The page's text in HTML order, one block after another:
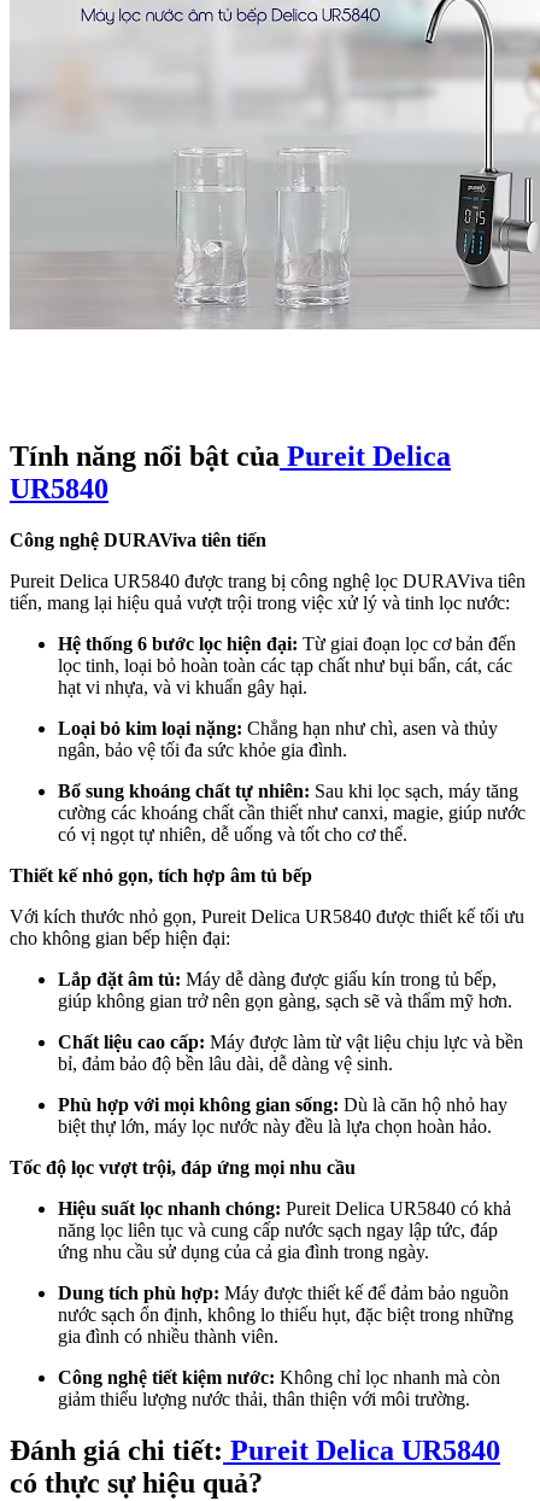
Tính năng nổi bật của Pureit Delica
UR5840
Công nghệ DURAViva tiên tiến
Pureit Delica UR5840 được trang bị công nghệ lọc DURAViva tiên
tiến, mang lại hiệu quả vượt trội trong việc xử lý và tinh lọc nước:
Hệ thống 6 bước lọc hiện đại: Từ giai đoạn lọc cơ bản đến
lọc tinh, loại bỏ hoàn toàn các tạp chất như bụi bẩn, cát, các
hạt vi nhựa, và vi khuẩn gây hại.
Loại bỏ kim loại nặng: Chẳng hạn như chì, asen và thủy
ngân, bảo vệ tối đa sức khỏe gia đình.
Bổ sung khoáng chất tự nhiên: Sau khi lọc sạch, máy tăng
cường các khoáng chất cần thiết như canxi, magie, giúp nước
có vị ngọt tự nhiên, dễ uống và tốt cho cơ thể.
Thiết kế nhỏ gọn, tích hợp âm tủ bếp
Với kích thước nhỏ gọn, Pureit Delica UR5840 được thiết kế tối ưu
cho không gian bếp hiện đại:
Lắp đặt âm tủ: Máy dễ dàng được giấu kín trong tủ bếp,
giúp không gian trở nên gọn gàng, sạch sẽ và thẩm mỹ hơn.
Chất liệu cao cấp: Máy được làm từ vật liệu chịu lực và bền
bỉ, đảm bảo độ bền lâu dài, dễ dàng vệ sinh.
Phù hợp với mọi không gian sống: Dù là căn hộ nhỏ hay
biệt thự lớn, máy lọc nước này đều là lựa chọn hoàn hảo.
Tốc độ lọc vượt trội, đáp ứng mọi nhu cầu
Hiệu suất lọc nhanh chóng: Pureit Delica UR5840 có khả
năng lọc liên tục và cung cấp nước sạch ngay lập tức, đáp
ứng nhu cầu sử dụng của cả gia đình trong ngày.
Dung tích phù hợp: Máy được thiết kế để đảm bảo nguồn
nước sạch ổn định, không lo thiếu hụt, đặc biệt trong những
gia đình có nhiều thành viên.
Công nghệ tiết kiệm nước: Không chỉ lọc nhanh mà còn
giảm thiểu lượng nước thải, thân thiện với môi trường.
Đánh giá chi tiết: Pureit Delica UR5840
có thực sự hiệu quả?